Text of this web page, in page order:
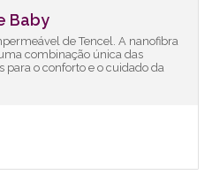
Baby
de Tencel. A nanofibra
combinação única das
para o conforto e o cuidado da